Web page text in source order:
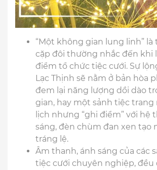
“Một không gian lung linh” là
cặp đôi thường nhắc đến khi
điểm tổ chức tiệc cưới. Sự
Lạc Thịnh sẽ nằm ở bản hòa
đem lại năng lượng dồi dào
gian, hay một sảnh tiệc trang
lịch nhưng “ghi điểm” với hệ
sáng, đèn chùm đan xen tạo
tráng lệ.
Âm thanh, ánh sáng của các
tiệc cưới chuyên nghiệp, đều